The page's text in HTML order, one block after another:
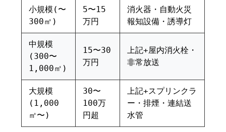
小規模(〜
300㎡)
5〜15
万円
消火器・自動火災
報知設備・誘導灯
中規模
(300〜
1,000㎡)
15〜30
万円
上記+屋内消火栓・
非常放送
大規模
(1,000
㎡〜)
30〜
100万
円超
上記+スプリンクラ
ー・排煙・連結送
水管